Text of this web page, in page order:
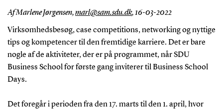
Af Marlene Jørgensen,marl@sam.sdu.dk,16-03-2022
Virksomhedsbesøg, case competitions, networking og nyttige
tips og kompetencer til den fremtidige karriere. Det er bare
nogle af de aktiviteter, der er på programmet, når SDU
Business School for første gang inviterer til Business School
Days.
Det foregår i perioden fra den 17. marts til den 1. april, hvor